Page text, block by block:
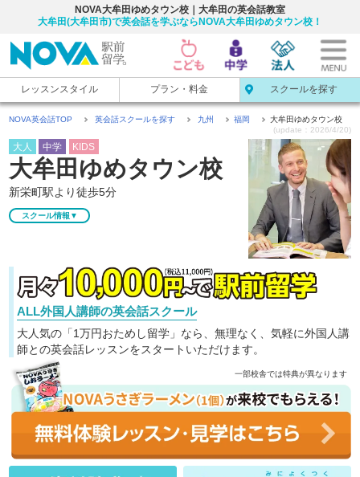
NOVA大牟田ゆめタウン校｜大牟田の英会話教室
大牟田(大牟田市)で英会話を学ぶならNOVA大牟田ゆめタウン校！
レッスンスタイル プラン・料金 スクールを探す
NOVA英会話TOP 英会話スクールを探す 九州 福岡
大牟田ゆめタウン校
(update：2026/4/20)
大牟田 ゆめタウン校
新栄町駅より徒歩5分
大人 中学 KIDS
スクール情報▼
ALL外国人講師の英会話スクール
大人気の「1万円おためし留学」なら、無理なく、気軽に外国人講
師との英会話レッスンをスタートいただけます。
一部校舎では特典が異なります